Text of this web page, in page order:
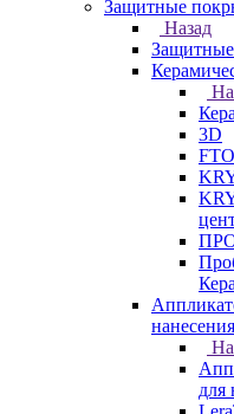
Защитные
Назад
3D
для